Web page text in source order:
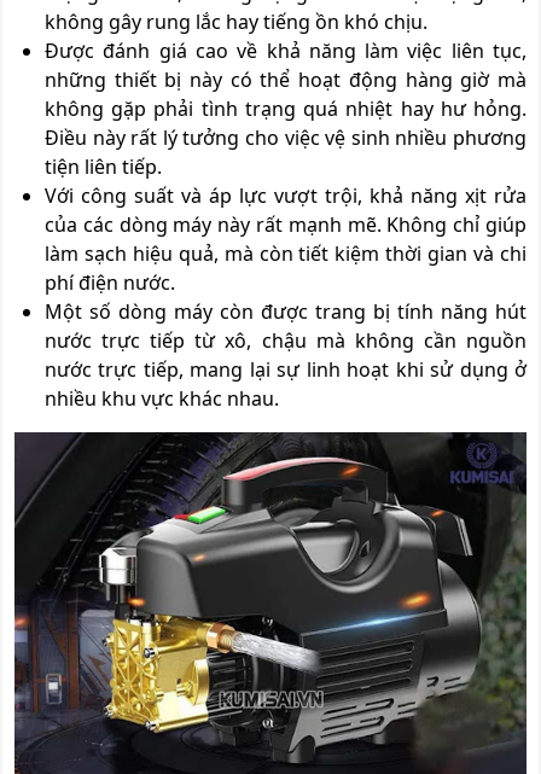
không gây rung lắc hay tiếng ồn khó chịu.
Được đánh giá cao về khả năng làm việc liên tục,
những thiết bị này có thể hoạt động hàng giờ mà
không gặp phải tình trạng quá nhiệt hay hư hỏng.
Điều này rất lý tưởng cho việc vệ sinh nhiều phương
tiện liên tiếp.
Với công suất và áp lực vượt trội, khả năng xịt rửa
của các dòng máy này rất mạnh mẽ. Không chỉ giúp
làm sạch hiệu quả, mà còn tiết kiệm thời gian và chi
phí điện nước.
Một số dòng máy còn được trang bị tính năng hút
nước trực tiếp từ xô, chậu mà không cần nguồn
nước trực tiếp, mang lại sự linh hoạt khi sử dụng ở
nhiều khu vực khác nhau.